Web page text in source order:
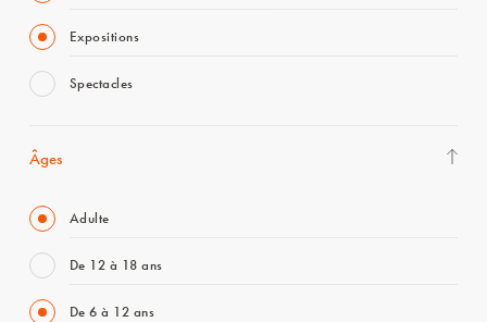
Expositions
Spectacles
Âges
Adulte
De 12 à 18 ans
De 6 à 12 ans